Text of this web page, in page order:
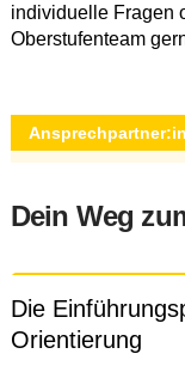
individuelle Fragen
Oberstufenteam
Ansprechpartner:in
Dein Weg
Die
Orientierung